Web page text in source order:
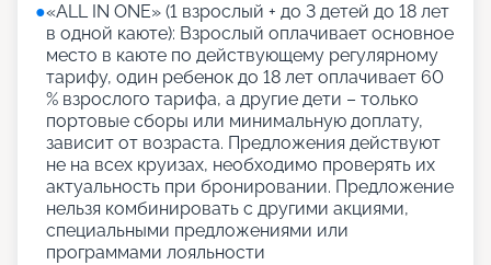
●«АLL IN ONE» (1 взрослый + до 3 детей до 18 лет
в одной каюте): Взрослый оплачивает основное
место в каюте по действующему регулярному
тарифу, один ребенок до 18 лет оплачивает 60
% взрослого тарифа, а другие дети – только
портовые сборы или минимальную доплату,
зависит от возраста. Предложения действуют
не на всех круизах, необходимо проверять их
актуальность при бронировании. Предложение
нельзя комбинировать с другими акциями,
специальными предложениями или
программами лояльности